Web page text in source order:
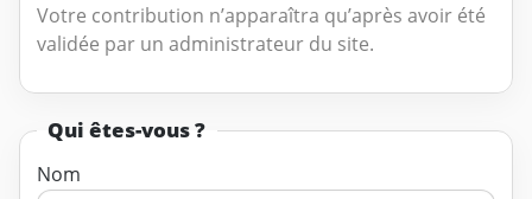
Votre contribution n’apparaîtra qu’après avoir été
validée par un administrateur du site.
Qui êtes-vous ?
Nom